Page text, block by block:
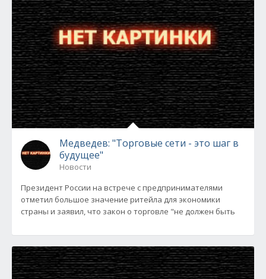
Медведев: "Торговые сети - это шаг в
будущее"
Новости
Президент России на встрече с предпринимателями
отметил большое значение ритейла для экономики
страны и заявил, что закон о торговле "не должен быть